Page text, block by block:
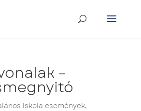
–
iskola események,